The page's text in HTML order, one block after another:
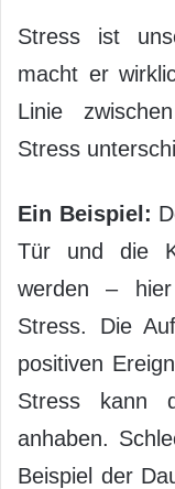
Stress ist
macht er
Linie
Stress
Ein Beispiel:
Tür und die
werden –
Stress. Die
positiven
Stress kann
anhaben.
Beispiel der